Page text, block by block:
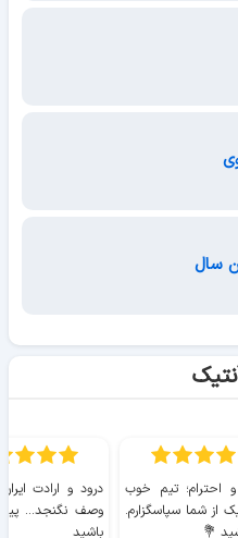
و احترام؛ تیم خوب
از شما سپاسگزارم.
💐
درود و ارادت
وصف نگنجد...
باشید